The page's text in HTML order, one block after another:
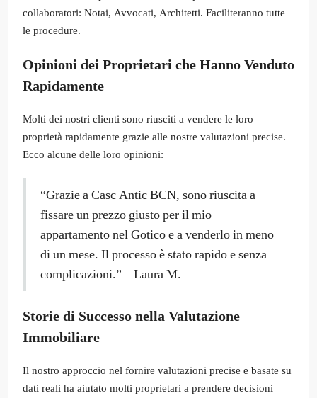
collaboratori: Notai, Avvocati, Architetti. Faciliteranno tutte
le procedure.
Opinioni dei Proprietari che Hanno Venduto
Rapidamente
Molti dei nostri clienti sono riusciti a vendere le loro
proprietà rapidamente grazie alle nostre valutazioni precise.
Ecco alcune delle loro opinioni:
“Grazie a Casc Antic BCN, sono riuscita a
fissare un prezzo giusto per il mio
appartamento nel Gotico e a venderlo in meno
di un mese. Il processo è stato rapido e senza
complicazioni.” – Laura M.
Storie di Successo nella Valutazione
Immobiliare
Il nostro approccio nel fornire valutazioni precise e basate su
dati reali ha aiutato molti proprietari a prendere decisioni